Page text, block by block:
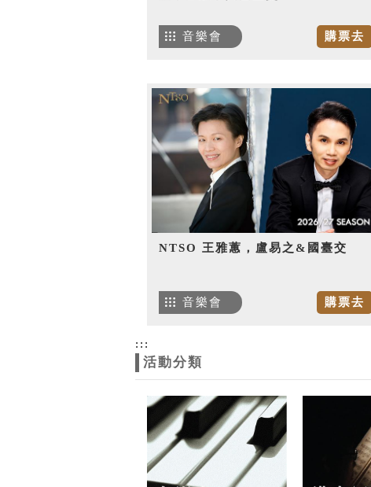
購票去
音樂會
NTSO 王雅蕙，盧易之&國臺交
購票去
音樂會
:::
活動分類